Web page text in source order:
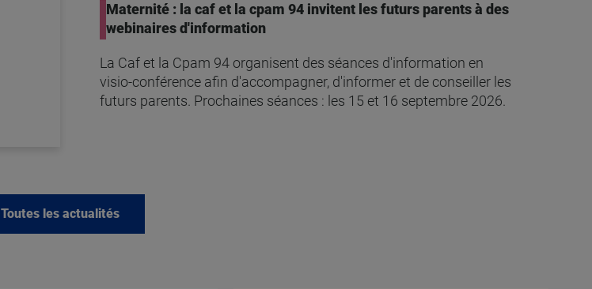
Maternité : la caf et la cpam 94 invitent les futurs parents à des
webinaires d'information
La Caf et la Cpam 94 organisent des séances d'information en
visio-conférence afin d'accompagner, d'informer et de conseiller les
futurs parents. Prochaines séances : les 15 et 16 septembre 2026.
Toutes les actualités